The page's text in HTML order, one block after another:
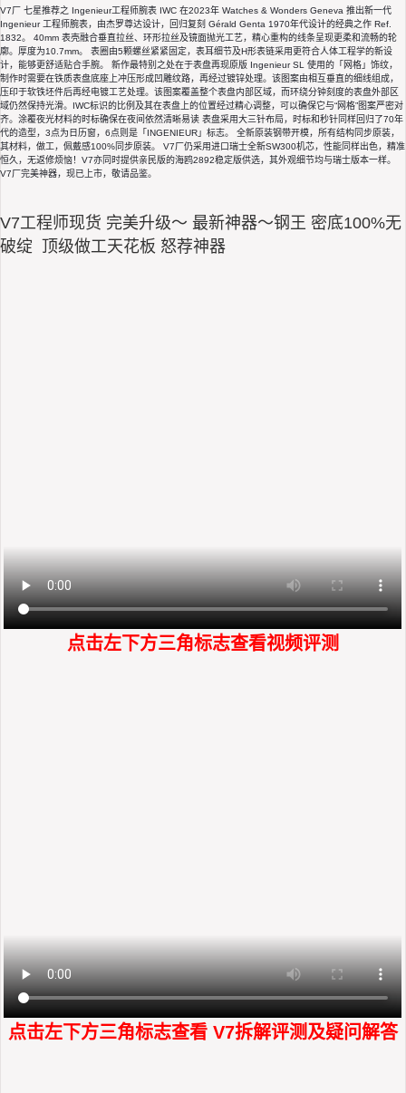
V7厂 七星推荐之 Ingenieur工程师腕表 IWC 在2023年 Watches & Wonders Geneva 推出新一代
Ingenieur 工程师腕表，由杰罗尊达设计，回归复刻 Gérald Genta 1970年代设计的经典之作 Ref.
1832。 40mm 表壳融合垂直拉丝、环形拉丝及镜面抛光工艺，精心重构的线条呈现更柔和流畅的轮
廓。厚度为10.7mm。 表圈由5颗螺丝紧紧固定，表耳细节及H形表链采用更符合人体工程学的新设
计，能够更舒适贴合手腕。 新作最特别之处在于表盘再现原版 Ingenieur SL 使用的「网格」饰纹，
制作时需要在铁质表盘底座上冲压形成凹雕纹路，再经过镀锌处理。该图案由相互垂直的细线组成，
压印于软铁坯件后再经电镀工艺处理。该图案覆盖整个表盘内部区域，而环绕分钟刻度的表盘外部区
域仍然保持光滑。IWC标识的比例及其在表盘上的位置经过精心调整，可以确保它与“网格”图案严密对
齐。涂覆夜光材料的时标确保在夜间依然清晰易读 表盘采用大三针布局，时标和秒针同样回归了70年
代的造型，3点为日历窗，6点则是「INGENIEUR」标志。 全新原装钢带开模，所有结构同步原装，
其材料，做工，佩戴感100%同步原装。 V7厂仍采用进口瑞士全新SW300机芯，性能同样出色，精准
恒久，无返修烦恼！V7亦同时提供亲民版的海鸥2892稳定版供选，其外观细节均与瑞士版本一样。
V7厂完美神器，现已上市，敬请品鉴。
V7工程师现货 完美升级～ 最新神器～钢王 密底100%无
破绽 顶级做工天花板 怒荐神器
点击左下方三角标志查看视频评测
点击左下方三角标志查看 V7拆解评测及疑问解答